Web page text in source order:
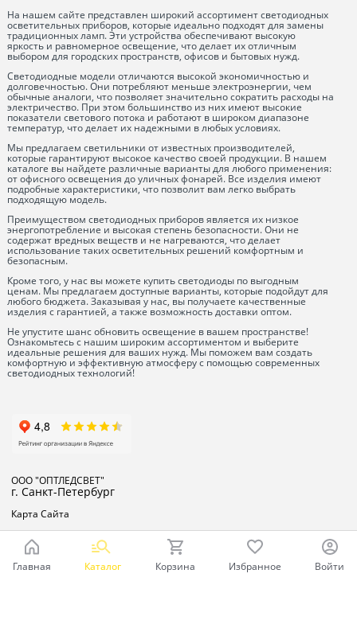
На нашем сайте представлен широкий ассортимент светодиодных
осветительных приборов, которые идеально подходят для замены
традиционных ламп. Эти устройства обеспечивают высокую
яркость и равномерное освещение, что делает их отличным
выбором для городских пространств, офисов и бытовых нужд.
Светодиодные модели отличаются высокой экономичностью и
долговечностью. Они потребляют меньше электроэнергии, чем
обычные аналоги, что позволяет значительно сократить расходы на
электричество. При этом большинство из них имеют высокие
показатели светового потока и работают в широком диапазоне
температур, что делает их надежными в любых условиях.
Мы предлагаем светильники от известных производителей,
которые гарантируют высокое качество своей продукции. В нашем
каталоге вы найдете различные варианты для любого применения:
от офисного освещения до уличных фонарей. Все изделия имеют
подробные характеристики, что позволит вам легко выбрать
подходящую модель.
Преимуществом светодиодных приборов является их низкое
энергопотребление и высокая степень безопасности. Они не
содержат вредных веществ и не нагреваются, что делает
использование таких осветительных решений комфортным и
безопасным.
Кроме того, у нас вы можете купить светодиоды по выгодным
ценам. Мы предлагаем доступные варианты, которые подойдут для
любого бюджета. Заказывая у нас, вы получаете качественные
изделия с гарантией, а также возможность доставки оптом.
Не упустите шанс обновить освещение в вашем пространстве!
Ознакомьтесь с нашим широким ассортиментом и выберите
идеальные решения для ваших нужд. Мы поможем вам создать
комфортную и эффективную атмосферу с помощью современных
светодиодных технологий!
ООО "ОПТЛЕДСВЕТ"
г. Санкт-Петербург
Карта Сайта
Главная Каталог Корзина Избранное Войти